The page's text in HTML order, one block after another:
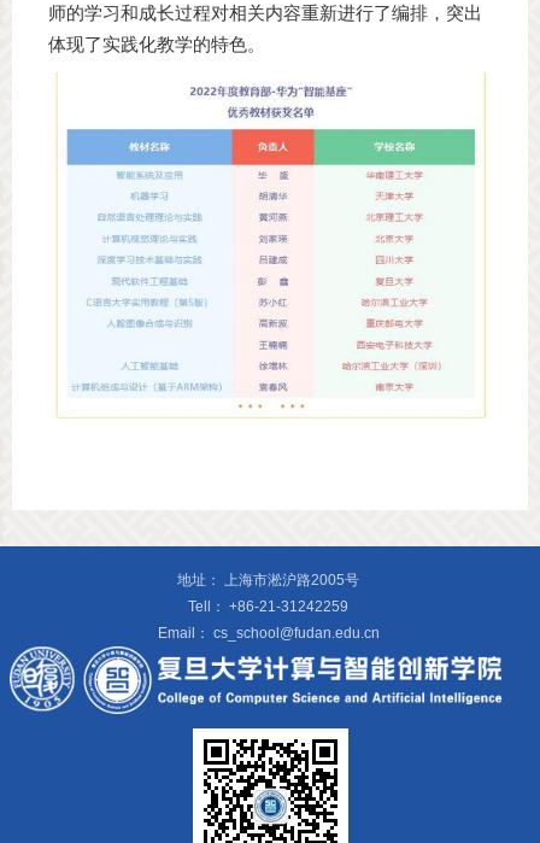
师的学习和成长过程对相关内容重新进行了编排，突出
体现了实践化教学的特色。
地址： 上海市淞沪路2005号
Tell： +86-21-31242259
Email： cs_school@fudan.edu.cn